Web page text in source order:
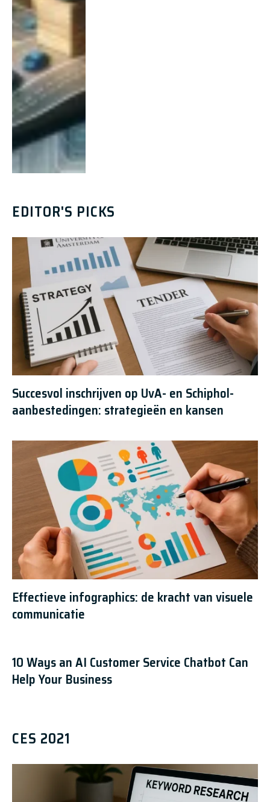
EDITOR'S PICKS
Succesvol inschrijven op UvA- en Schiphol-
aanbestedingen: strategieën en kansen
Effectieve infographics: de kracht van visuele
communicatie
10 Ways an AI Customer Service Chatbot Can
Help Your Business
CES 2021